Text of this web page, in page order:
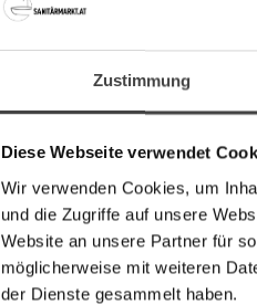
Zustimmung
Diese Webseite verwendet
Wir verwenden Cookies, um
und die Zugriffe auf unsere
Website an unsere Partner für
möglicherweise mit weiteren
der Dienste gesammelt haben.